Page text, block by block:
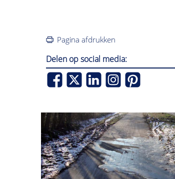
Pagina afdrukken
Delen op social media: